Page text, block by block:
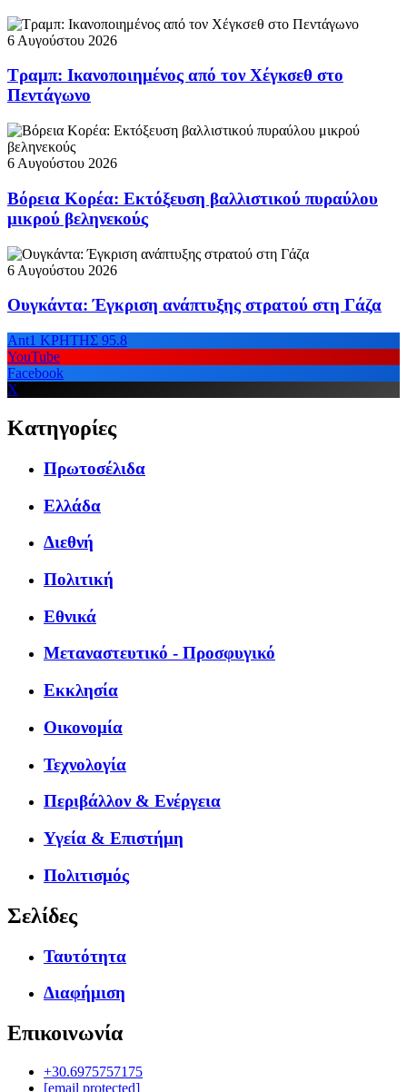
6 Αυγούστου 2026
Τραμπ: Ικανοποιημένος από τον Χέγκσεθ στο
Πεντάγωνο
6 Αυγούστου 2026
Βόρεια Κορέα: Εκτόξευση βαλλιστικού πυραύλου
μικρού βεληνεκούς
6 Αυγούστου 2026
Ουγκάντα: Έγκριση ανάπτυξης στρατού στη Γάζα
Ant1 ΚΡΗΤΗΣ 95.8
YouTube
Facebook
X
Κατηγορίες
Πρωτοσέλιδα
Ελλάδα
Διεθνή
Πολιτική
Εθνικά
Μεταναστευτικό - Προσφυγικό
Εκκλησία
Οικονομία
Τεχνολογία
Περιβάλλον & Ενέργεια
Υγεία & Επιστήμη
Πολιτισμός
Σελίδες
Ταυτότητα
Διαφήμιση
Επικοινωνία
+30.6975757175
[email protected]